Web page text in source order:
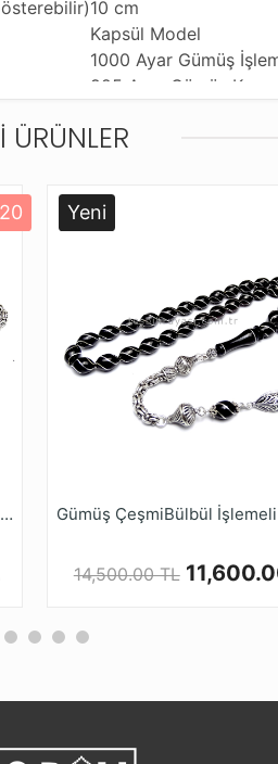
10 cm
Kapsül Model
1000 Ayar Gümüş
925 Ayar Gümüş Kamçı
Tekli Çiftli Çekime
Dayanıklı Tesbih Kutusu
sadece el emeği ile bin bir
Değerli taşlar sınıfındadır.
görülse de kahve renktedir.
olduğu tescil edilmiştir. Oltu
zamanda İşlendikçe sertleşen,
giderici, Sabır verici, Nazara
işinde uzaman kadrosuyla her
modellerini, Kalite ve
ÜRÜNLER
Çeşmi-bülbül İşleme Erzurum Oltu Taşı Tesbih
Yeni
14,500.00 TL